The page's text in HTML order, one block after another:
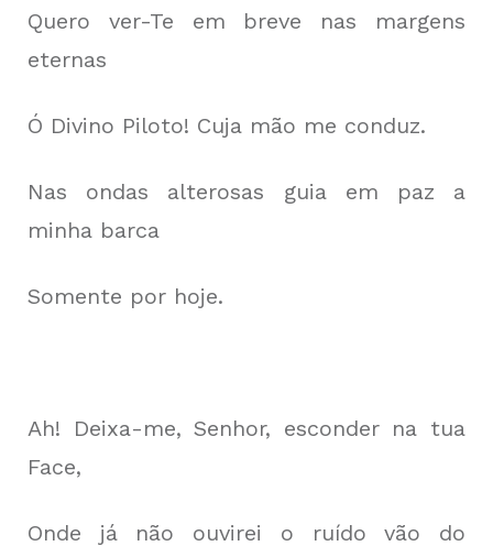
Quero ver-Te em breve nas margens
eternas
Ó Divino Piloto! Cuja mão me conduz.
Nas ondas alterosas guia em paz a
minha barca
Somente por hoje.
Ah! Deixa-me, Senhor, esconder na tua
Face,
Onde já não ouvirei o ruído vão do